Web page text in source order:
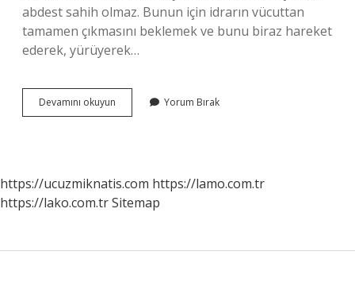
abdest sahih olmaz. Bunun için idrarın vücuttan
tamamen çıkmasını beklemek ve bunu biraz hareket
ederek, yürüyerek…
Devamını okuyun Elbisede
Ne
Kılınır
Mı
Yorum Bırak
https://ucuzmiknatis.com https://lamo.com.tr
https://lako.com.trSitemap